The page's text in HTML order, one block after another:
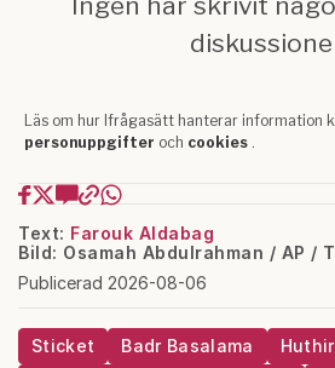
Text: Farouk Aldabag
Bild: Osamah Abdulrahman / AP /
Publicerad 2026-08-06
Sticket Badr Basalama